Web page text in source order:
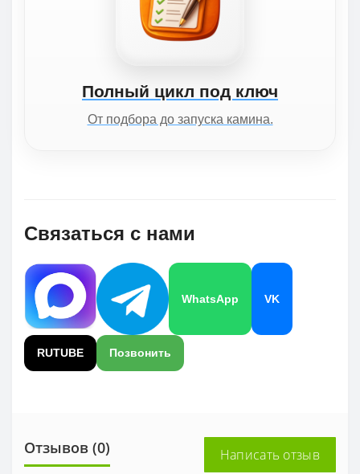
Полный цикл под ключ
От подбора до запуска камина.
Связаться с нами
WhatsApp VK
RUTUBE Позвонить
Отзывов (0) Написать отзыв